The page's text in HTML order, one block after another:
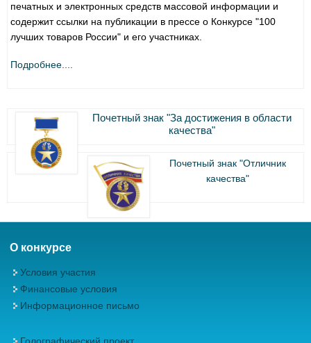
печатных и электронных средств массовой информации и
содержит ссылки на публикации в прессе о Конкурсе "100
лучших товаров России" и его участниках.
Подробнее....
Почетный знак "За достижения в области
качества"
Почетный знак "Отличник
качества"
О конкурсе
Условия участия
Финансовые условия
Информационное письмо